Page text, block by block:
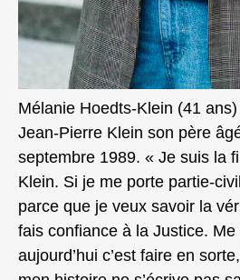
Mélanie Hoedts-Klein (41
Jean-Pierre Klein son père
septembre 1989. « Je suis la
Klein. Si je me porte partie-
parce que je veux savoir la
fais confiance à la Justice.
aujourd’hui c’est faire en